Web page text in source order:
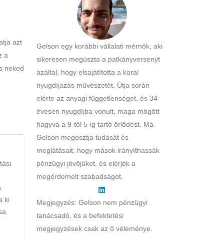
azt
a
neked
ki
Gelson egy korábbi vállalati mérnök, aki
sikeresen megúszta a patkányversenyt
azáltal, hogy elsajátította a korai
nyugdíjazás művészetét. Útja során
elérte az anyagi függetlenséget, és 34
évesen nyugdíjba vonult, maga mögött
hagyva a 9-től 5-ig tartó őrlődést. Ma
Gelson megosztja tudását és
meglátásait, hogy mások irányíthassák
pénzügyi jövőjüket, és elérjék a
megérdemelt szabadságot.
Megjegyzés: Gelson nem pénzügyi
tanácsadó, és a befektetési
megjegyzések csak az ő véleménye.